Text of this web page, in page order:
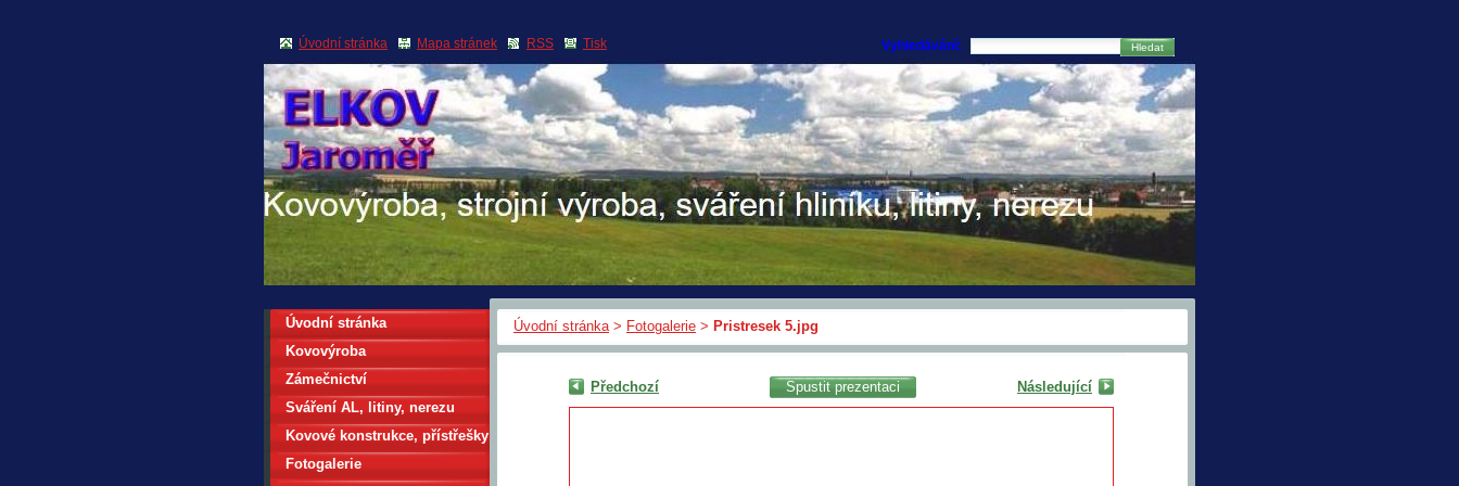
.
Úvodní stránka > Fotogalerie > Pristresek 5.jpg
Předchozí Spustit prezentaci Následující
Úvodní stránka
Kovovýroba
Zámečnictví
Sváření AL, litiny, nerezu
Kovové konstrukce, přístřešky
Fotogalerie
Úvodní stránka Mapa stránek RSS Tisk Vyhledávání: Hledat